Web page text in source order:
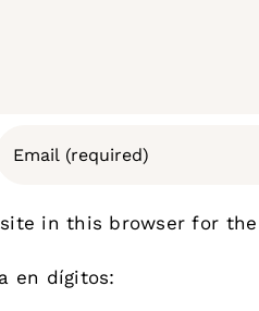
in this browser for
en dígitos: